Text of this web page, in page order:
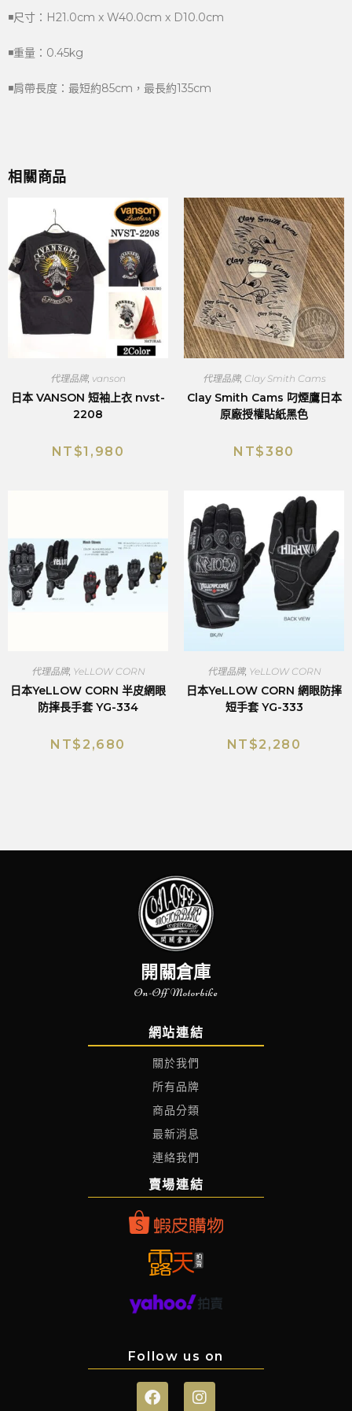
◾尺寸：H21.0cm x W40.0cm x D10.0cm
◾重量：0.45kg
◾肩帶長度：最短約85cm，最長約135cm
相關商品
代理品牌, vanson
日本 VANSON 短袖上衣 nvst-
2208
NT$1,980
代理品牌, Clay Smith Cams
Clay Smith Cams 叼煙鷹日本
原廠授權貼紙黑色
NT$380
代理品牌, YeLLOW CORN
日本YeLLOW CORN 半皮網眼
防摔長手套 YG-334
NT$ 2,680
代理品牌, YeLLOW CORN
日本YeLLOW CORN 網眼防摔
短手套 YG-333
NT$2,280
開關倉庫
On-Off Motorbike
網站連結
關於我們
所有品牌
商品分類
最新消息
連絡我們
賣場連結
Follow us on